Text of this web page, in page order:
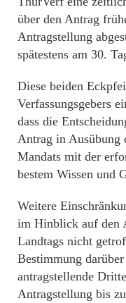
über den Antrag
Antragstellung
spätestens am 30.
Diese beiden
Verfassungsgebers
dass die
Antrag in Ausübung
Mandats mit der
bestem Wissen und
Weitere
im Hinblick auf den
Landtags nicht
Bestimmung
antragstellende
Antragstellung bis